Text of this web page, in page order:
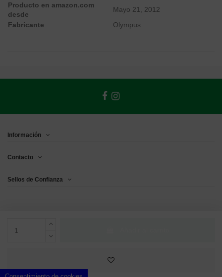
Producto en amazon.com
desde
Mayo 21, 2012
Fabricante
Olympus
Información
Contacto
Sellos de Confianza